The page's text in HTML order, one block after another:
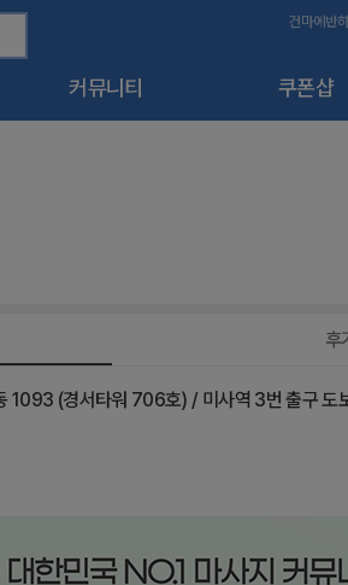
커뮤니티 쿠폰샵
건마에반
후
1093 (경서타워 706호) / 미사역 3번 출구 도